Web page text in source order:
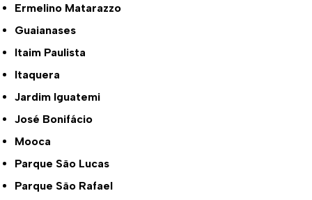
Ermelino Matarazzo
Guaianases
Itaim Paulista
Itaquera
Jardim Iguatemi
José Bonifácio
Mooca
Parque São Lucas
Parque São Rafael